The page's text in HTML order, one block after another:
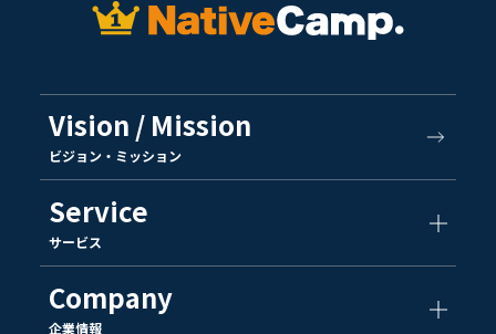
Vision / Mission
ビジョン・ミッション
Service
サービス
Company
企業情報